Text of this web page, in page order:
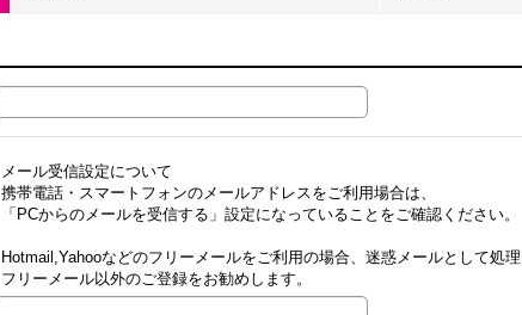
メール受信設定について
携帯電話・スマートフォンのメールアドレスをご利用場合は、
「PCからのメールを受信する」設定になっていることをご確認ください。
Hotmail,Yahooなどのフリーメールをご利用の場合、迷惑メールとして処
フリーメール以外のご登録をお勧めします。